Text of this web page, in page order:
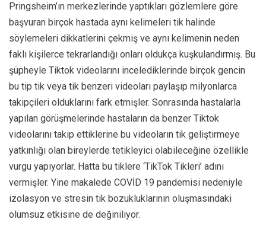
Pringsheim’ın merkezlerinde yaptıkları gözlemlere göre
başvuran birçok hastada aynı kelimeleri tik halinde
söylemeleri dikkatlerini çekmiş ve aynı kelimenin neden
faklı kişilerce tekrarlandığı onları oldukça kuşkulandırmış. Bu
şüpheyle Tiktok videolarını incelediklerinde birçok gencin
bu tip tik veya tik benzeri videoları paylaşıp milyonlarca
takipçileri olduklarını fark etmişler. Sonrasında hastalarla
yapılan görüşmelerinde hastaların da benzer Tiktok
videolarını takip ettiklerine bu videoların tik geliştirmeye
yatkınlığı olan bireylerde tetikleyici olabileceğine özellikle
vurgu yapıyorlar. Hatta bu tiklere ‘TikTok Tikleri’ adını
vermişler. Yine makalede COVİD 19 pandemisi nedeniyle
izolasyon ve stresin tik bozukluklarının oluşmasındaki
olumsuz etkisine de değiniliyor.